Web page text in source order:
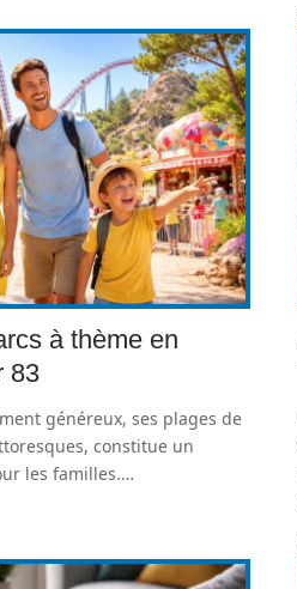
à thème en
83
généreux, ses plages de
constitue un
les familles.…